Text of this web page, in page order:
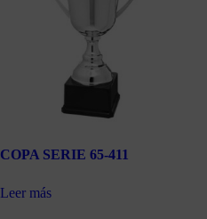
COPA SERIE 65-411
Leer más